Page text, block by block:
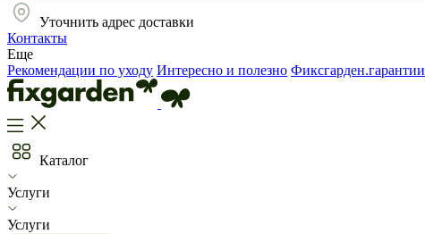
Уточнить адрес доставки
Контакты
Еще
Рекомендации по уходу Интересно и полезно Фиксгарден.гарантии
Каталог
Услуги
Услуги